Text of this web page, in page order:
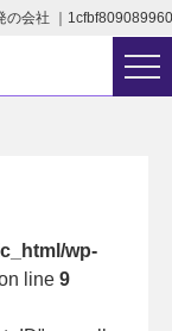
の会社 ｜
wp-
line 9